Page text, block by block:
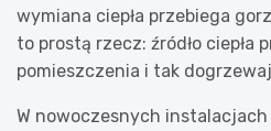
wymiana ciepła przebiega
to prostą rzecz: źródło ciepła
pomieszczenia i tak
W nowoczesnych